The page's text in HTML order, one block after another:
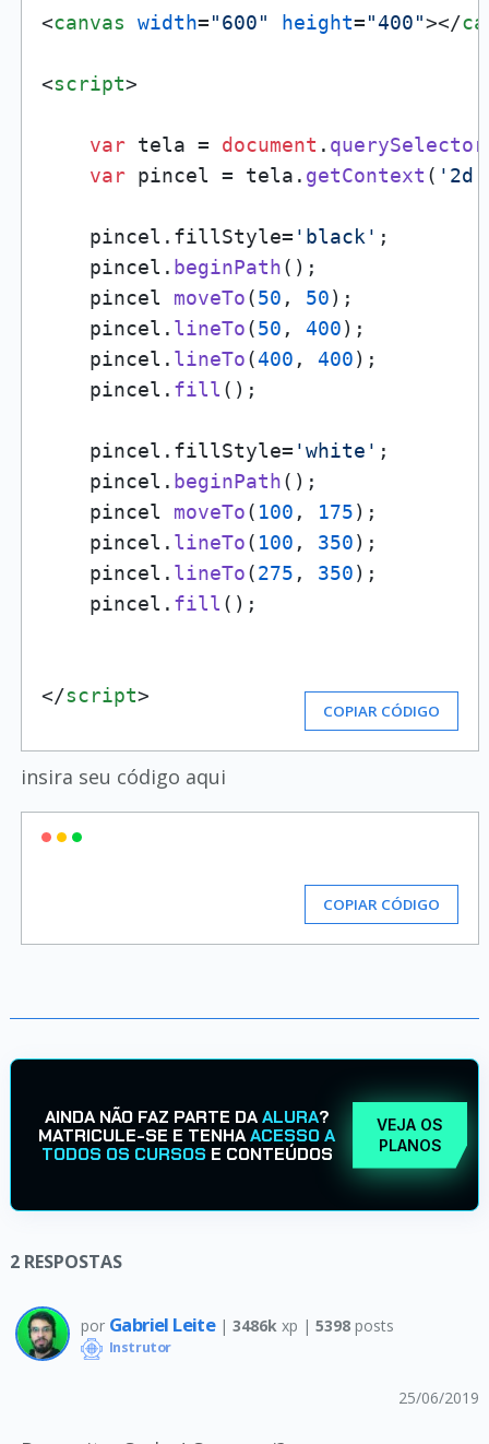
<canvas width="600" height="400"></
<script>
var tela = document . querySelector
var pincel = tela. getContext ( '2d'
    pincel.
fillStyle= 'black' ;
    pincel.
beginPath();
    pincel
moveTo(50 , 50);
    pincel.
lineTo(50 , 400);
    pincel.
lineTo(400 , 400);
    pincel.
fill ();
    pincel.
fillStyle= 'white' ;
    pincel.
beginPath();
    pincel
moveTo( 100 , 175);
    pincel.
lineTo( 100 , 350);
    pincel.
lineTo(275 , 350);
    pincel.
fill ();
</script>
COPIAR CÓDIGO
insira seu código aqui
COPIAR CÓDIGO
AINDA NÃO FAZ PARTE DAALURA?
MATRICULE-SE E TENHAACESSO A
TODOS OS CURSOS E CONTEÚDOS
VEJA OS
PLANOS
2 RESPOSTAS
por Gabriel Leite | 3486k xp | 5398posts
Instrutor
25/06/2019